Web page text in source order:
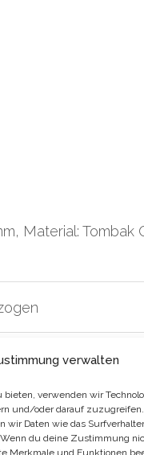
verwalten
verwenden wir
und/oder darauf
wir Daten wie das
du deine Zustimmung
Merkmale und Funktionen
Material: Tombak